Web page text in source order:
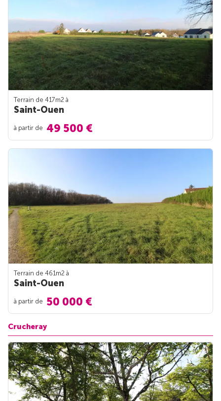
Terrain de 417m2 à
Saint-Ouen
à partir de 49 500 €
Terrain de 461m2 à
Saint-Ouen
à partir de 50 000 €
Crucheray